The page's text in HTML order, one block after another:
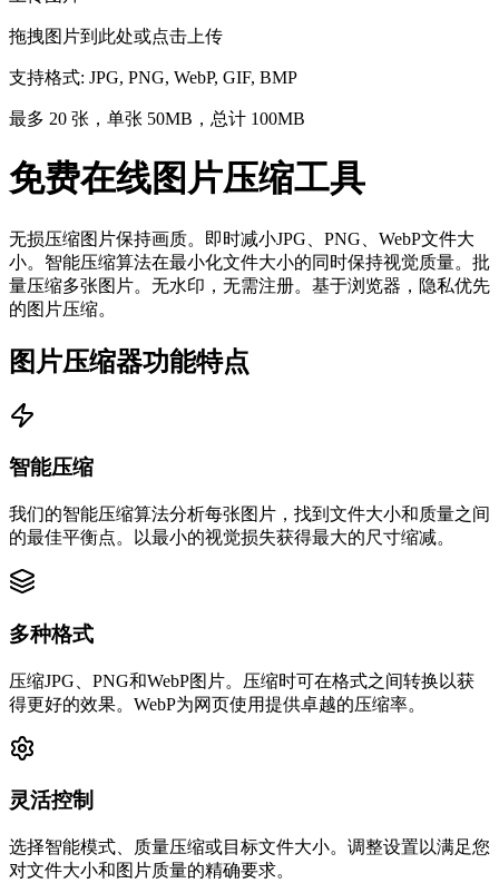
拖拽图片到此处或点击上传
支持格式: JPG, PNG, WebP, GIF, BMP
最多 20 张，单张 50MB，总计 100MB
免费在线图片压缩工具
无损压缩图片保持画质。即时减小JPG、PNG、WebP文件大
小。智能压缩算法在最小化文件大小的同时保持视觉质量。批
量压缩多张图片。无水印，无需注册。基于浏览器，隐私优先
的图片压缩。
图片压缩器功能特点
智能压缩
我们的智能压缩算法分析每张图片，找到文件大小和质量之间
的最佳平衡点。以最小的视觉损失获得最大的尺寸缩减。
多种格式
压缩JPG、PNG和WebP图片。压缩时可在格式之间转换以获
得更好的效果。WebP为网页使用提供卓越的压缩率。
灵活控制
选择智能模式、质量压缩或目标文件大小。调整设置以满足您
对文件大小和图片质量的精确要求。